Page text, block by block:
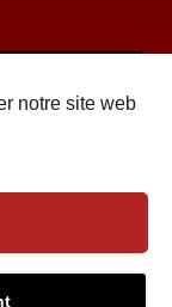
notre site web